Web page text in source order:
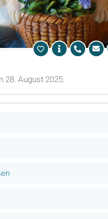
28. August 2025.